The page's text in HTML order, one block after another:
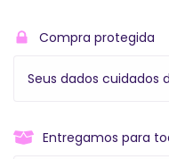
Compra protegida
Seus dados cuidados
Entregamos para